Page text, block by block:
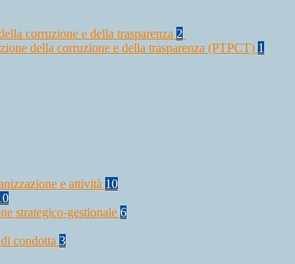
corruzione e della trasparenza 2
della corruzione e della trasparenza (PTPCT) 1
e attività 10
strategico-gestionale 6
condotta 3